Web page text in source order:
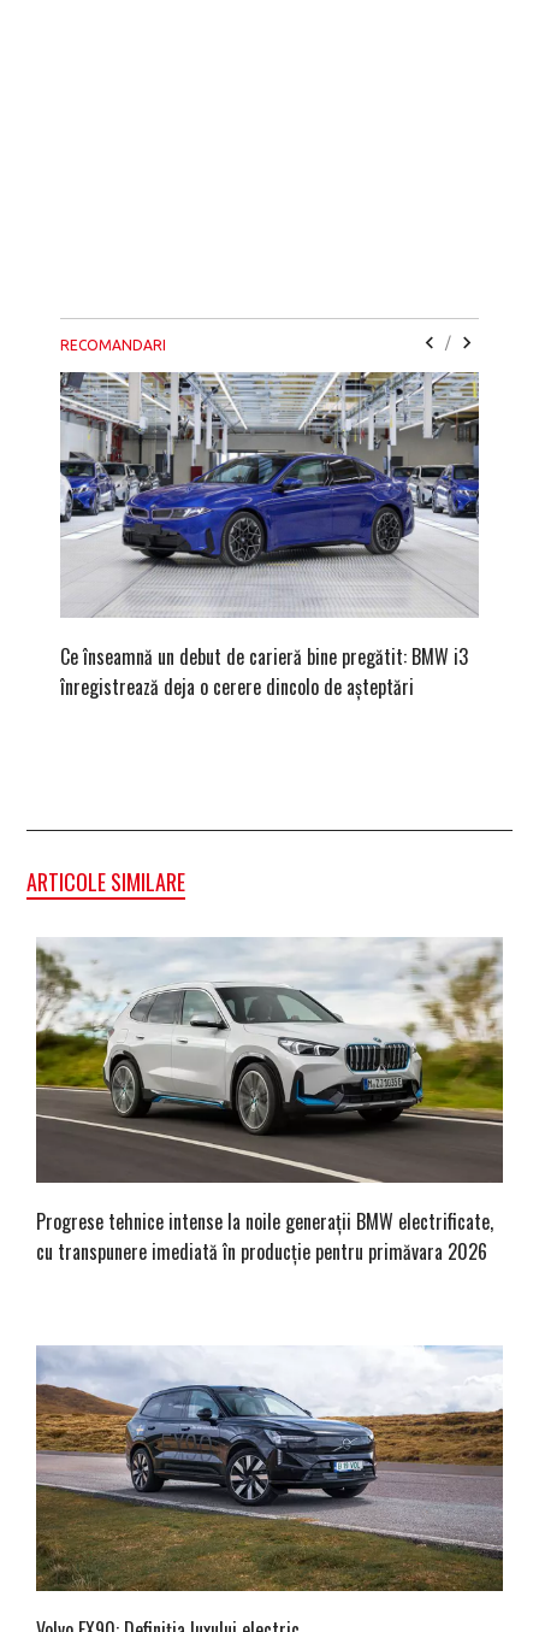
RECOMANDARI /
Ce înseamnă un debut de carieră bine pregătit: BMW i3
înregistrează deja o cerere dincolo de așteptări
ARTICOLE SIMILARE
Progrese tehnice intense la noile generații BMW electrificate,
cu transpunere imediată în producție pentru primăvara 2026